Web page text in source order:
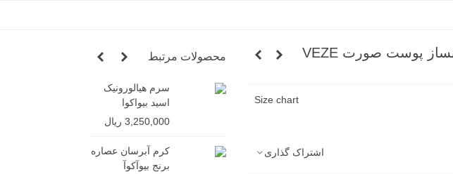
Size chart
اشتراک گذاری
محصولات مرتبط
سرم هیالورونیک
اسید بیواکوا
3,250,000 ریال
کرم آبرسان عصاره
برنج بیوآکوآ